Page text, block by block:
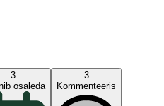
3
osaleda
3
Kommenteeris